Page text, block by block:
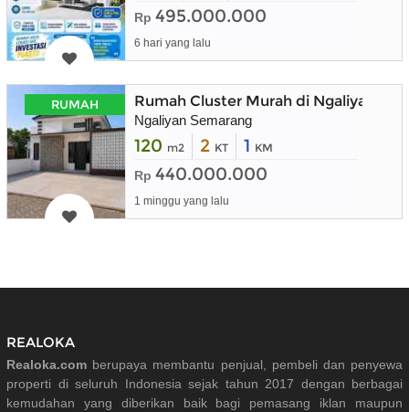
Rp 495.000.000
6 hari yang lalu
RUMAH Rumah Cluster Murah di Ngaliyan
Ngaliyan Semarang
120 m2 2 KT 1 KM
Rp 440.000.000
1 minggu yang lalu
REALOKA
Realoka.com berupaya membantu penjual, pembeli dan penyewa
properti di seluruh Indonesia sejak tahun 2017 dengan berbagai
kemudahan yang diberikan baik bagi pemasang iklan maupun